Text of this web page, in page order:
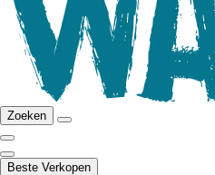
Zoeken
Beste Verkopen